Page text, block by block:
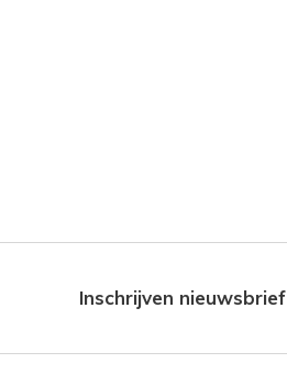
Inschrijven nieuwsbrief